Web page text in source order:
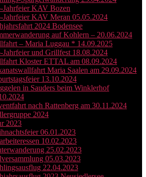
Jahrfeier KAV Bozen
Jahrfeier KAV Meran 05.05.2024
2024 Bodensee
auf Kohlern – 20.06.2024
– Maria Luggau * 14.09.2025
Jahrfeier und Grillfest 18.08.2024
Kloster ETTAL am 08.09.2024
Maria Saalen am 29.09.2024
13.10.2024
in Sauders beim Winklerhof
nach Rattenberg am 30.11.2024
2024
2023
06.01.2023
10.02.2023
25.02.2023
05.03.2023
22.04.2023